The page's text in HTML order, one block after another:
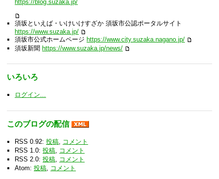
https://blog.suzaka.jp/
須坂といえば・いけいけすざか 須坂市公認ポータルサイト
https://www.suzaka.jp/
須坂市公式ホームページ https://www.city.suzaka.nagano.jp/
須坂新聞 https://www.suzaka.jp/news/
いろいろ
ログイン...
このブログの配信
RSS 0.92:投稿
コメント
RSS 1.0:投稿
コメント
RSS 2.0:投稿
コメント
Atom:投稿 コメント